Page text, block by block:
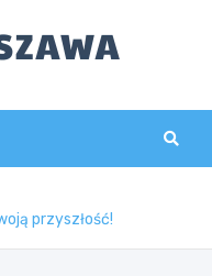
przyszłość!